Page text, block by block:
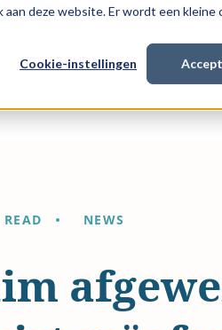
deze website. Er wordt een
Cookie-instellingen
en expertise Procesfinanciering
NEWS